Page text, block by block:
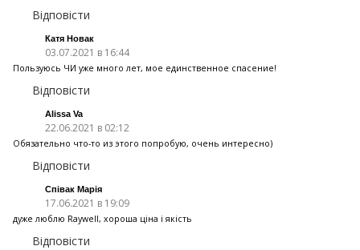
Відповісти
Катя Новак
03.07.2021 в 16:44
Пользуюсь ЧИ уже много лет, мое единственное спасение!
Відповісти
Alissa Va
22.06.2021 в 02:12
Обязательно что-то из этого попробую, очень интересно)
Відповісти
Співак Марія
17.06.2021 в 19:09
дуже люблю Raywell, хороша ціна і якість
Відповісти